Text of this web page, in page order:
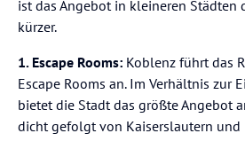
ist das Angebot in kleineren Städten
kürzer.
1. Escape Rooms: Koblenz führt das
Escape Rooms an. Im Verhältnis zur
bietet die Stadt das größte Angebot
dicht gefolgt von Kaiserslautern und